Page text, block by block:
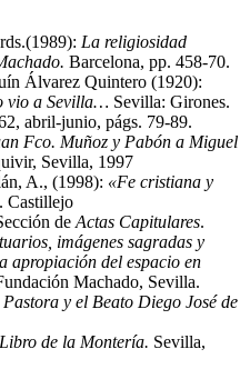
La religiosidad
Barcelona, pp. 458-70.
Álvarez Quintero (1920):
vio a Sevilla… Sevilla: Girones.
abril-junio, págs. 79-89.
Fco. Muñoz y Pabón a Miguel
Sevilla, 1997
A., (1998): «Fe cristiana y
Castillejo
de Actas Capitulares.
imágenes sagradas y
apropiación del espacio en
Machado, Sevilla.
y el Beato Diego José de
Libro de la Montería. Sevilla,